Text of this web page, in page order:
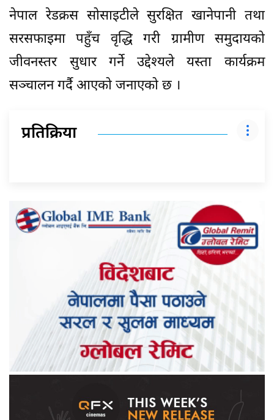
नेपाल रेडक्रस सोसाइटीले सुरक्षित खानेपानी तथा
सरसफाइमा पहुँच वृद्धि गरी ग्रामीण समुदायको
जीवनस्तर सुधार गर्ने उद्देश्यले यस्ता कार्यक्रम
सञ्चालन गर्दै आएको जनाएको छ ।
प्रतिक्रिया